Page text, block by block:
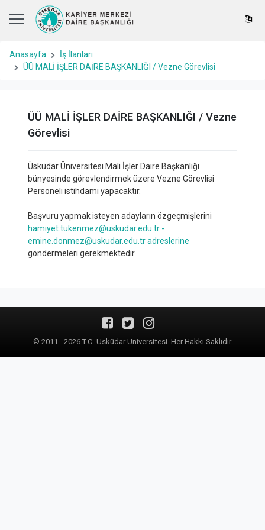
Anasayfa
İş İlanları
ÜÜ MALİ İŞLER DAİRE BAŞKANLIĞI / Vezne Görevlisi
ÜÜ MALİ İŞLER DAİRE BAŞKANLIĞI / Vezne
Görevlisi
Üsküdar Üniversitesi Mali İşler Daire Başkanlığı
bünyesinde görevlendirmek üzere Vezne Görevlisi
Personeli istihdamı yapacaktır.
Başvuru yapmak isteyen adayların özgeçmişlerini
hamiyet.tukenmez@uskudar.edu.tr -
emine.donmez@uskudar.edu.tradreslerine
göndermeleri gerekmektedir.
© 2011 - 2026 T.C. Üsküdar Üniversitesi. Her Hakkı Saklıdır.